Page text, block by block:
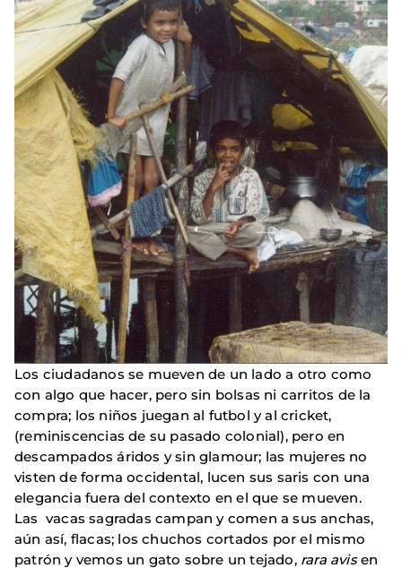
Los ciudadanos se mueven de un lado a otro como
con algo que hacer, pero sin bolsas ni carritos de la
compra; los niños juegan al futbol y al cricket,
(reminiscencias de su pasado colonial), pero en
descampados áridos y sin glamour; las mujeres no
visten de forma occidental, lucen sus saris con una
elegancia fuera del contexto en el que se mueven.
Las vacas sagradas campan y comen a sus anchas,
aún así, flacas; los chuchos cortados por el mismo
patrón y vemos un gato sobre un tejado, rara avisen